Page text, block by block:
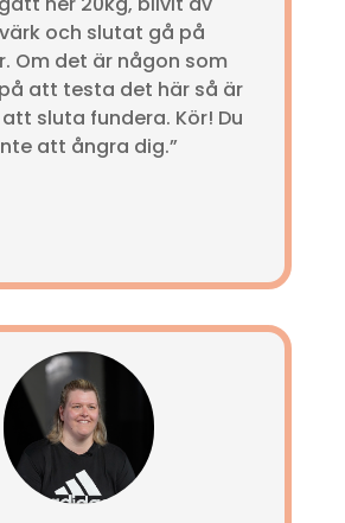
och slutat gå på
Om det är någon som
att testa det här så är
sluta fundera. Kör! Du
att ångra dig.”